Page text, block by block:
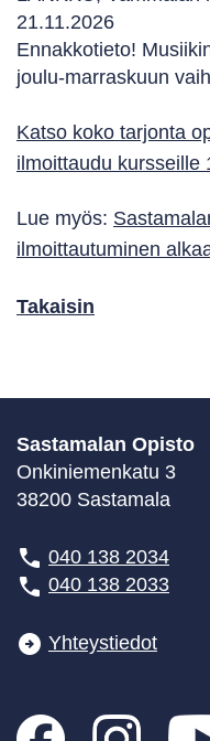
21.11.2026
Ennakkotieto!
joulu-marraskuun
Katso koko tarjonta
ilmoittaudu kursseille
Lue myös:
ilmoittautuminen
Takaisin
Sastamalan Opisto
Onkiniemenkatu 3
38200 Sastamala
040 138 2034
040 138 2033
Yhteystiedot